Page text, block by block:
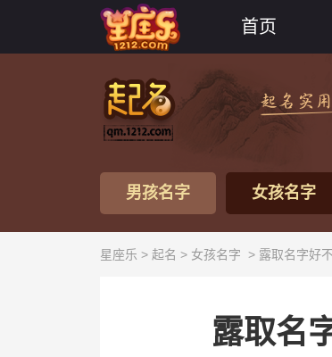
首页
男孩名字 女孩名字
星座乐 > 起名 > 女孩名字 > 露取名字好
露取名